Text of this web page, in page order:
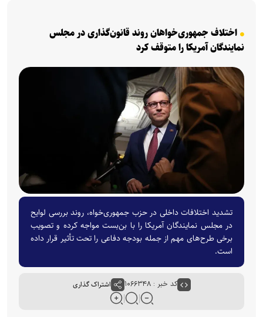
اختلاف جمهوری‌خواهان روند قانون‌گذاری در مجلس
نمایندگان آمریکا را متوقف کرد
تشدید اختلافات داخلی در حزب جمهوری‌خواه، روند بررسی لوایح
در مجلس نمایندگان آمریکا را با بن‌بست مواجه کرده و تصویب
برخی طرح‌های مهم از جمله بودجه دفاعی را تحت تأثیر قرار داده
است.
کد خبر : ۱۰۶۶۳۴۸ اشتراک گذاری